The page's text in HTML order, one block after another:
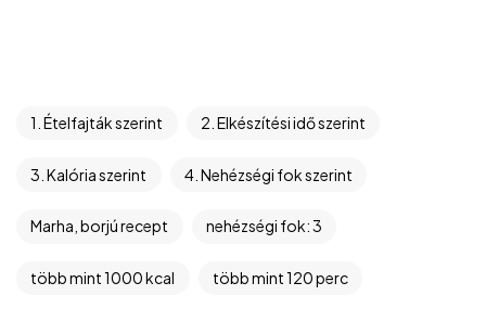
1. Ételfajták szerint 2. Elkészítési idő szerint
3. Kalória szerint 4. Nehézségi fok szerint
Marha, borjú recept nehézségi fok: 3
több mint 1000 kcal több mint 120 perc